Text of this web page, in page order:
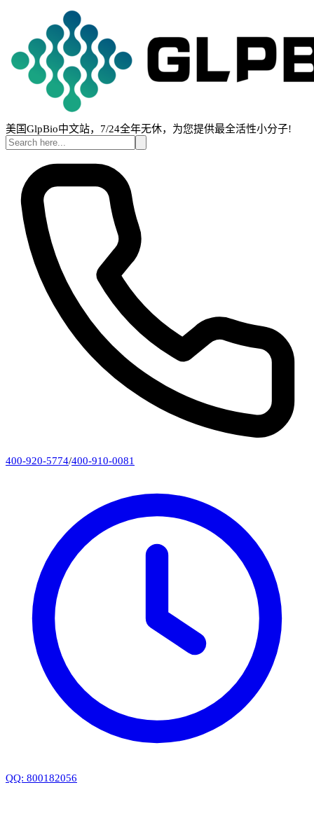
美国GlpBio中文站，7/24全年无休，为您提供最全活性小分子!
400-920-5774/400-910-0081
QQ: 800182056